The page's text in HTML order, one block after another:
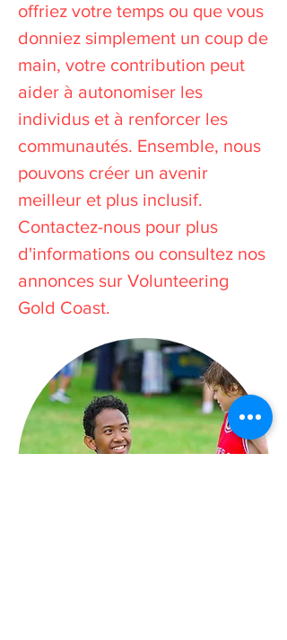
offriez votre temps ou que vous
donniez simplement un coup de
main, votre contribution peut
aider à autonomiser les
individus et à renforcer les
communautés. Ensemble, nous
pouvons créer un avenir
meilleur et plus inclusif.
Contactez-nous pour plus
d'informations ou consultez nos
annonces sur Volunteering
Gold Coast.